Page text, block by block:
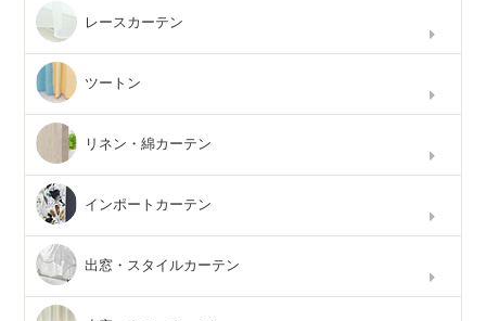
レースカーテン
ツートン
リネン・綿カーテン
インポートカーテン
出窓・スタイルカーテン